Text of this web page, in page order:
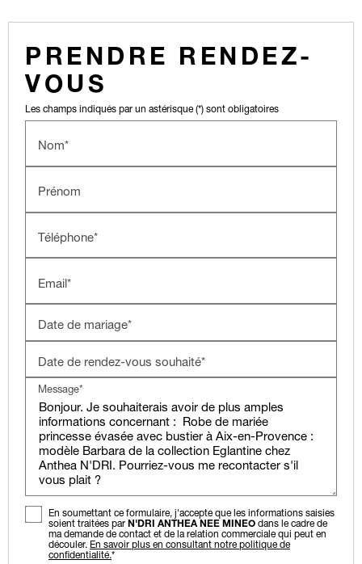
PRENDRE RENDEZ-
VOUS
Les champs indiqués par un astérisque (*) sont obligatoires
Nom*
Prénom
Téléphone*
Email*
Date de mariage*
Date de rendez-vous souhaité*
Message*
En soumettant ce formulaire, j'accepte que les informations saisies
soient traitées parN'DRI ANTHEA NEE MINEOdans le cadre de
ma demande de contact et de la relation commerciale qui peut en
découler.En savoir plus en consultant notre politique de
confidentialité.*